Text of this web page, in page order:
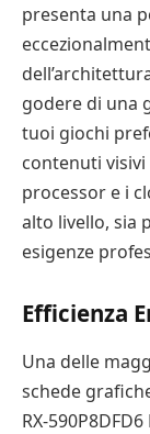
presenta una
godere di una
tuoi giochi
contenuti
processor e i
alto livello, sia
esigenze
Efficienza
Una delle
schede
RX-